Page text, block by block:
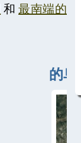
和最南端的
的鸟